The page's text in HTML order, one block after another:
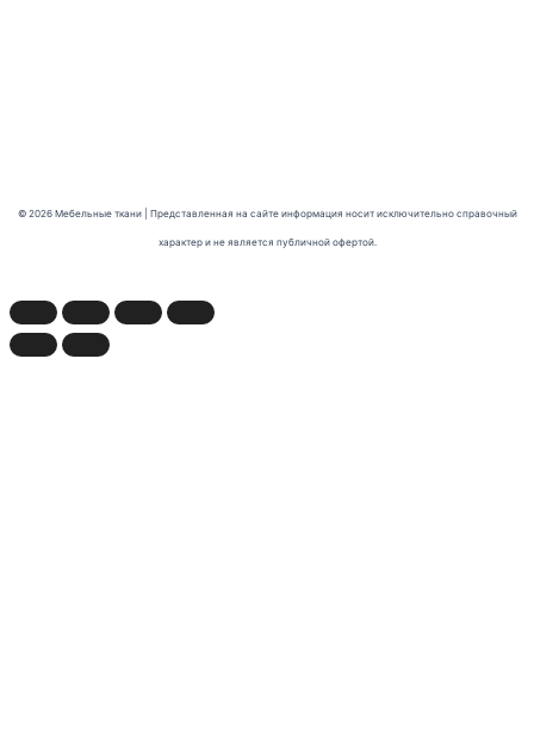
© 2026 Мебельные ткани | Представленная на сайте информация носит исключительно справочный
характер и не является публичной офертой.